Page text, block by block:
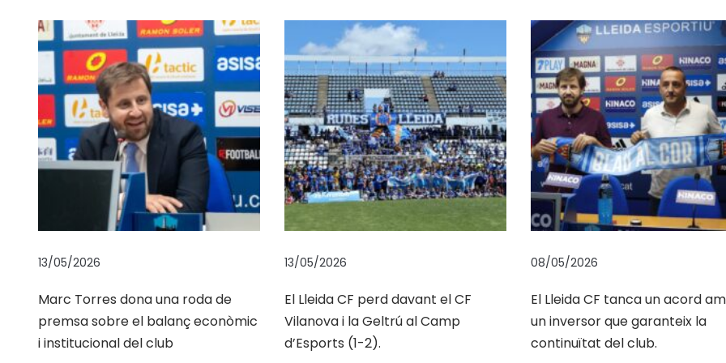
t
í
d
e
j
a
d
e
r
l
e
n
13/05/2026
Marc Torres dona una roda de
premsa sobre el balanç econòmic
i institucional del club
13/05/2026
El Lleida CF perd davant el CF
Vilanova i la Geltrú al Camp
d’Esports (1-2).
08/05/2026
El Lleida CF tanca un acord
un inversor que garanteix la
continuïtat del club.